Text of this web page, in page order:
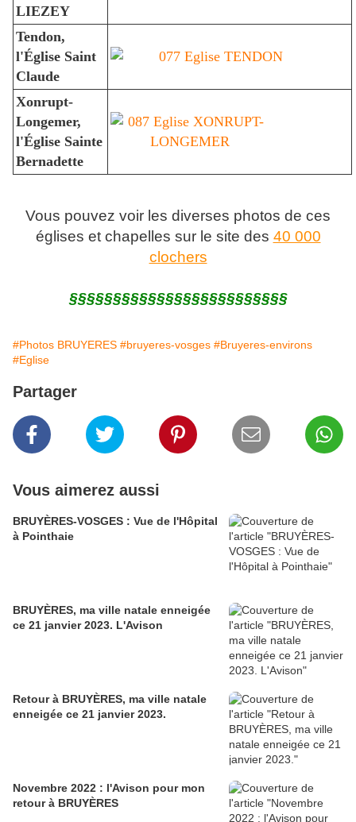
LIEZEY
Tendon,
l'Église Saint
Claude
Xonrupt-
Longemer,
l'Église Sainte
Bernadette
Vous pouvez voir les diverses photos de ces
églises et chapelles sur le site des 40 000
clochers
§§§§§§§§§§§§§§§§§§§§§§§§§
#Photos BRUYERES #bruyeres-vosges #Bruyeres-environs
#Eglise
Partager
Vous aimerez aussi
BRUYÈRES-VOSGES : Vue de l'Hôpital
à Pointhaie
BRUYÈRES, ma ville natale enneigée
ce 21 janvier 2023. L'Avison
Retour à BRUYÈRES, ma ville natale
enneigée ce 21 janvier 2023.
Novembre 2022 : l'Avison pour mon
retour à BRUYÈRES